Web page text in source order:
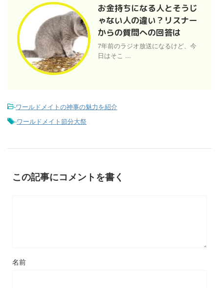
お金持ちになる人とそうじ
ゃない人の違い？リスナー
からの質問への回答は
7年前のラジオ放送になるけど、今
日はそこ ...
-ワールドメイトの神事の魅力を紹介
-ワールドメイト節分大祭
この記事にコメントを書く
名前